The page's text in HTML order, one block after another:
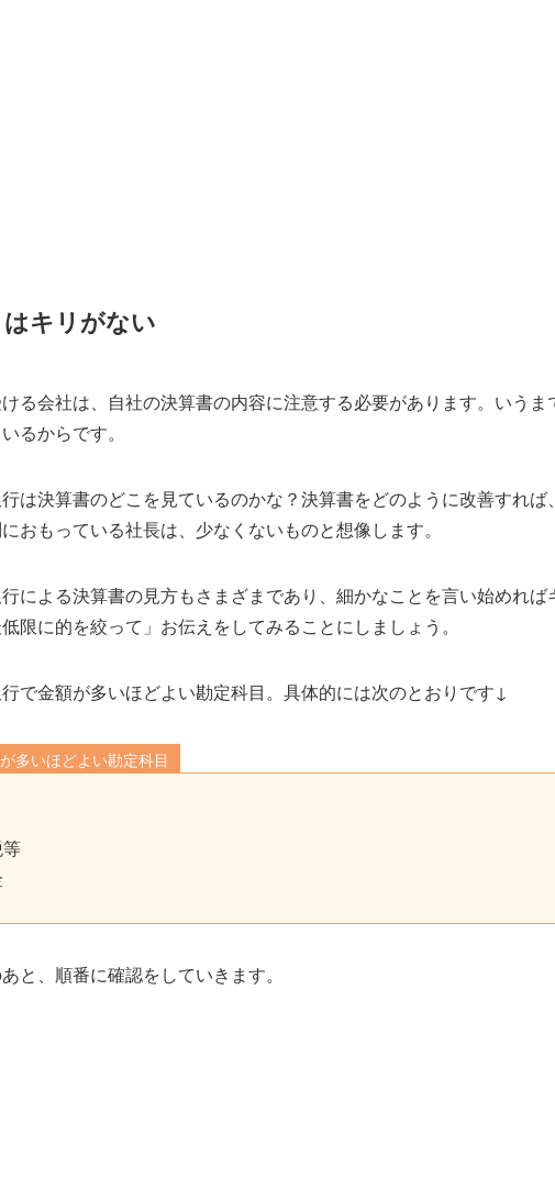
キリがない
る会社は、自社の決算書の内容に注意する必要があります。いう
るからです。
は決算書のどこを見ているのかな？決算書をどのように改善すれ
おもっている社長は、少なくないものと想像します。
による決算書の見方もさまざまであり、細かなことを言い始めれば
限に的を絞って」お伝えをしてみることにしましょう。
で金額が多いほどよい勘定科目。具体的には次のとおりです↓
多いほどよい勘定科目
と、順番に確認をしていきます。